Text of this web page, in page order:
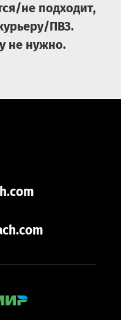
не подходит,
ПВЗ.
не нужно.